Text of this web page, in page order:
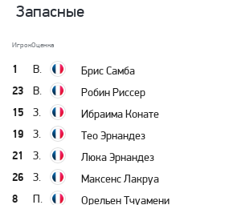
Запасные
ИгрокОценка
1 В. Брис Самба
23 В. Робин Риссер
15 З. Ибраима Конате
19 З. Тео Эрнандез
21 З. Люка Эрнандез
26 З. Максенс Лакруа
8 П. Орельен Тчуамени